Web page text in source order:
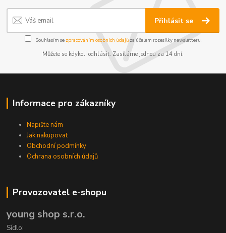
Přihlásit se
Souhlasím se zpracováním osobních údajůza účelem rozesílky newsletteru.
Můžete se kdykoli odhlásit. Zasíláme jednou za 14 dní.
Informace pro zákazníky
Napište nám
Jak nakupovat
Obchodní podmínky
Ochrana osobních údajů
Provozovatel e-shopu
young shop s.r.o.
Sídlo: